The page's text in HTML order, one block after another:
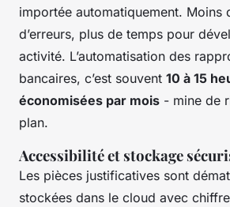
importée automatiquement. Moins
d’erreurs, plus de temps pour
activité. L’automatisation des
bancaires, c’est souvent 10 à 15
économisées par mois - mine de
plan.
Accessibilité et stockage
Les pièces justificatives sont
stockées dans le cloud avec